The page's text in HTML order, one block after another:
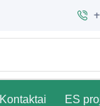
Kontaktai ES